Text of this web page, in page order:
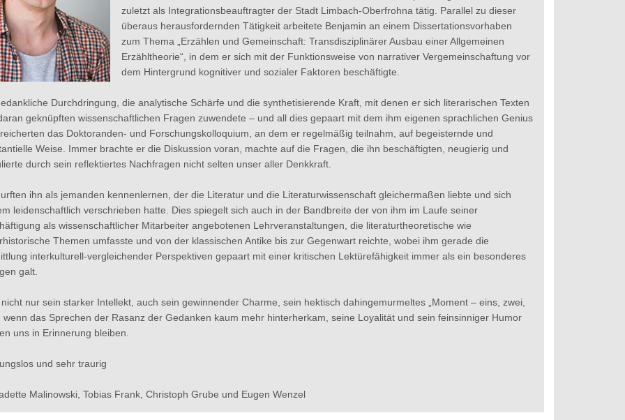
zuletzt als Integrationsbeauftragter der Stadt Limbach-Oberfrohna tätig. Parallel zu dieser
überaus herausfordernden Tätigkeit arbeitete Benjamin an einem Dissertationsvorhaben
zum Thema „Erzählen und Gemeinschaft: Transdisziplinärer Ausbau einer Allgemeinen
Erzähltheorie“, in dem er sich mit der Funktionsweise von narrativer Vergemeinschaftung vor
dem Hintergrund kognitiver und sozialer Faktoren beschäftigte.
Durchdringung, die analytische Schärfe und die synthetisierende Kraft, mit denen er sich literarischen Texten
geknüpften wissenschaftlichen Fragen zuwendete – und all dies gepaart mit dem ihm eigenen sprachlichen Genius
das Doktoranden- und Forschungskolloquium, an dem er regelmäßig teilnahm, auf begeisternde und
Weise. Immer brachte er die Diskussion voran, machte auf die Fragen, die ihn beschäftigten, neugierig und
durch sein reflektiertes Nachfragen nicht selten unser aller Denkkraft.
ihn als jemanden kennenlernen, der die Literatur und die Literaturwissenschaft gleichermaßen liebte und sich
leidenschaftlich verschrieben hatte. Dies spiegelt sich auch in der Bandbreite der von ihm im Laufe seiner
als wissenschaftlicher Mitarbeiter angebotenen Lehrveranstaltungen, die literaturtheoretische wie
Themen umfasste und von der klassischen Antike bis zur Gegenwart reichte, wobei ihm gerade die
interkulturell-vergleichender Perspektiven gepaart mit einer kritischen Lektürefähigkeit immer als ein besonderes
galt.
nur sein starker Intellekt, auch sein gewinnender Charme, sein hektisch dahingemurmeltes „Moment – eins, zwei,
wenn das Sprechen der Rasanz der Gedanken kaum mehr hinterherkam, seine Loyalität und sein feinsinniger Humor
uns in Erinnerung bleiben.
und sehr traurig
Malinowski, Tobias Frank, Christoph Grube und Eugen Wenzel